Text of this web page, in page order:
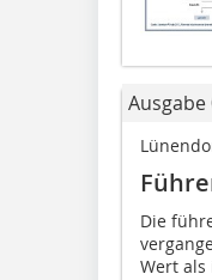
Ausgabe
Die
Wert als